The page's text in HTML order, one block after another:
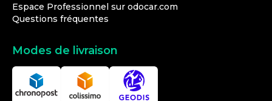
Espace Professionnel sur odocar.com
Questions fréquentes
Modes de livraison